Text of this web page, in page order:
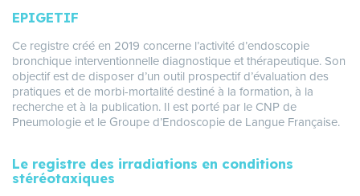
EPIGETIF
Ce registre créé en 2019 concerne l’activité d’endoscopie
bronchique interventionnelle diagnostique et thérapeutique. Son
objectif est de disposer d’un outil prospectif d’évaluation des
pratiques et de morbi-mortalité destiné à la formation, à la
recherche et à la publication. Il est porté par le CNP de
Pneumologie et le Groupe d’Endoscopie de Langue Française.
Le registre des irradiations en conditions
stéréotaxiques